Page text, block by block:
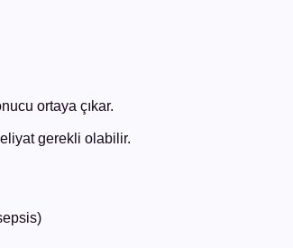
ortaya çıkar.
gerekli olabilir.